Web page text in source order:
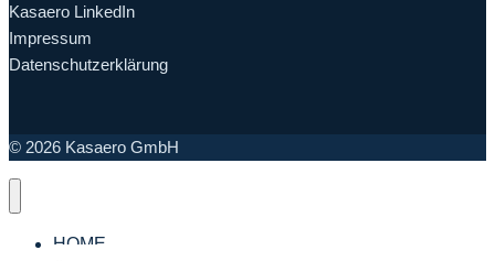
Kasaero LinkedIn
Impressum
Datenschutzerklärung
© 2026 Kasaero GmbH
HOME